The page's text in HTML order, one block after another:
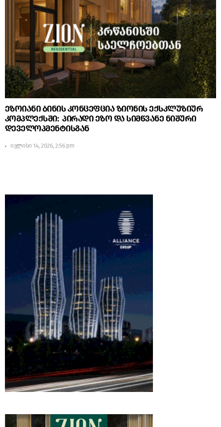
ეზოიანი ბინის კონცეფცია ზიონის ექსკლუზიურ
კომპლექსში: პირადი ეზო და სიმწვანე ნიშური
დეველოპმენტისგან
ივლისი 14, 2026, 2:56 pm